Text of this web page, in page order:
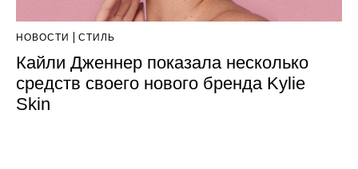
НОВОСТИ СТИЛЬ
Кайли Дженнер показала несколько
средств своего нового бренда Kylie
Skin